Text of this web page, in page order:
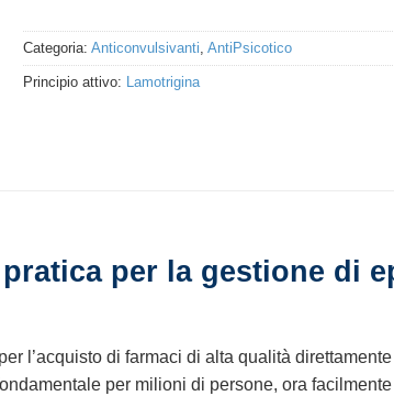
Categoria: Anticonvulsivanti, AntiPsicotico
Principio attivo: Lamotrigina
per la gestione di
l’acquisto di farmaci di alta qualità
per milioni di persone, ora